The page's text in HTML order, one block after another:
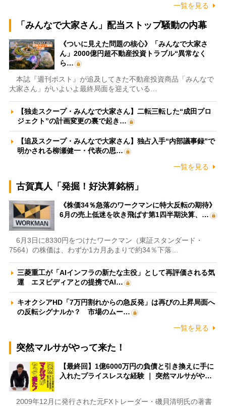
一覧を見る
「みんなで大家さん」配当ストップ騒動の内幕
《ついに見えた問題の核心》「みんなで大家さ
ん」2000億円超不動産投資トラブル“異常なく
ら…
本誌『週刊ポスト』が追及してきた不動産投資商品「みんなで
大家さん」がいよいよ最終局面を迎えている…
【独走スクープ・みんなで大家さん】二転三転した“成田プロ
ジェクト”の計画変更の裏で起き…
【追及スクープ・みんなで大家さん】独占入手“内部議事録”で
明かされる柳瀬健一・代表の思…
一覧を見る
古賀真人「発掘！好決算銘柄」
《株価34％急落のワークマンに特大反転の期待》
6月の売上低迷を吹き飛ばす第1四半期決算、…
6月3日に8330円をつけたワークマン（東証スタンダード・
7564）の株価は、わずか1カ月あまりで約34％下落…
三菱重工が「AIインフラの新たな主役」として再評価される気
運 エヌビディアとの提携でAI…
キオクシアHD「7万円割れからの急反発」は再びの上昇局面へ
の反転シグナルか？ 市場のムー…
一覧を見る
突然マルサがやって来た！
【最終回】1億6000万円の負債と引き換えに手に
入れたプライスレスな経験 ｜ 突然マルサがや…
2009年12月に発行された元FXトレーダー・磯貝清明氏の著書